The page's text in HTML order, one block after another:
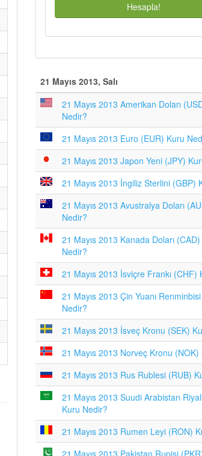
Hesapla!
21 Mayıs 2013, Salı
21 Mayıs 2013 Amerikan Doları
Nedir?
21 Mayıs 2013 Euro (EUR) Kuru
21 Mayıs 2013 Japon Yeni (JPY)
21 Mayıs 2013 İngiliz Sterlini (GBP)
21 Mayıs 2013 Avustralya Doları
Nedir?
21 Mayıs 2013 Kanada Doları
Nedir?
21 Mayıs 2013 İsviçre Frankı (CHF)
21 Mayıs 2013 Çin Yuanı
Nedir?
21 Mayıs 2013 İsveç Kronu (SEK)
21 Mayıs 2013 Norveç Kronu
21 Mayıs 2013 Rus Rublesi (RUB)
21 Mayıs 2013 Suudi Arabistan
Kuru Nedir?
21 Mayıs 2013 Rumen Leyi (RON)
21 Mayıs 2013 Pakistan Rupisi